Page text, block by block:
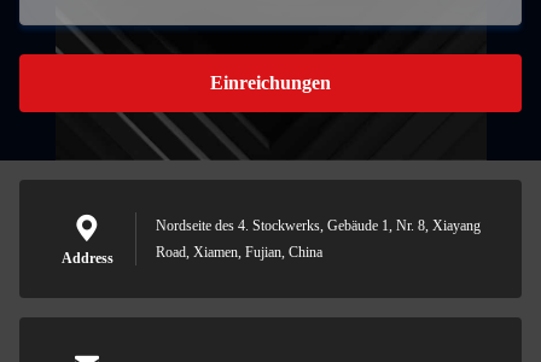
Einreichungen
Address
Nordseite des 4. Stockwerks, Gebäude 1, Nr. 8, Xiayang
Road, Xiamen, Fujian, China